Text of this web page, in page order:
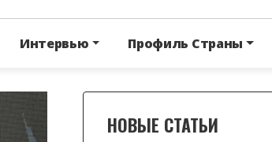
Интервью Профиль Страны
НОВЫЕ СТАТЬИ